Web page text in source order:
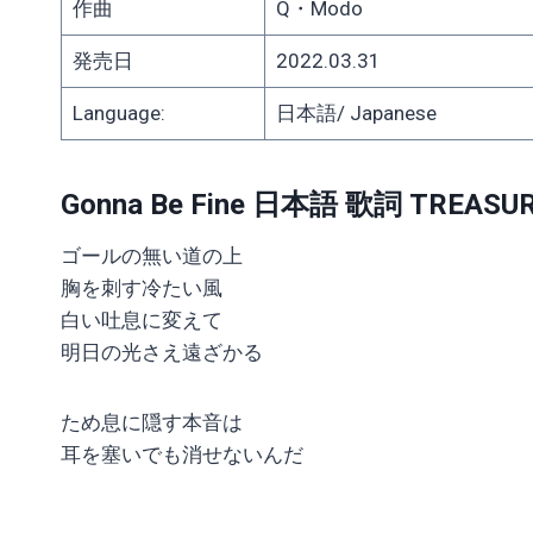
作曲 Q・Modo
発売日 2022.03.31
Language: 日本語/ Japanese
Gonna Be Fine 日本語 歌詞
ゴールの無い道の上
胸を刺す冷たい風
白い吐息に変えて
明日の光さえ遠ざかる
ため息に隠す本音は
耳を塞いでも消せないんだ